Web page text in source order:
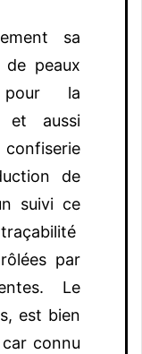
sa
peaux
pour la
et aussi
de
suivi ce
par
Le
est bien
connu